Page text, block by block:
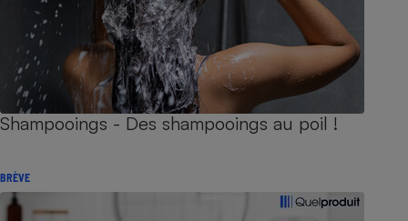
Shampooings - Des shampooings au poil !
BRÈVE